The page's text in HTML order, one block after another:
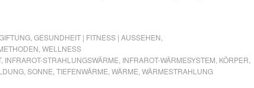
GESUNDHEIT | FITNESS | AUSSEHEN
WELLNESS
, INFRAROT-STRAHLUNGSWÄRME INFRAROT-WÄRMESYSTEM KÖRPER
SONNE TIEFENWÄRME WÄRME WÄRMESTRAHLUNG